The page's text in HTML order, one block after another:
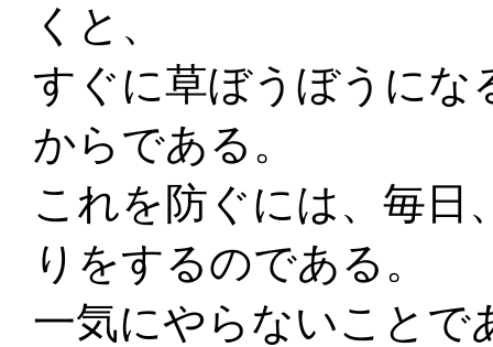
くと、
すぐに草ぼうぼうにな
からである。
これを防ぐには、毎日
りをするのである。
一気にやらないことで